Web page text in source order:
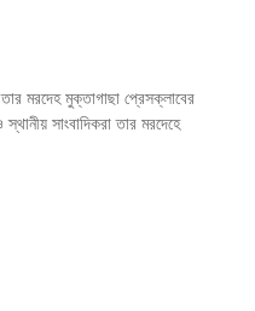
মরদেহ মুক্তাগাছা প্রেসক্লাবের
সাংবাদিকরা তার মরদেহে